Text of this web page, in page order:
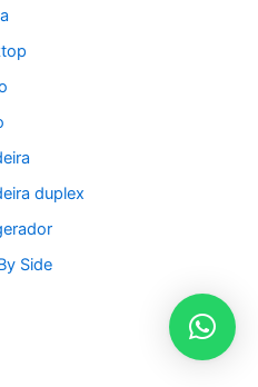
duplex
Side